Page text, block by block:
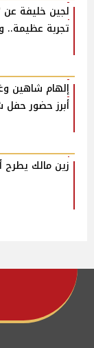
لجين خليفة عن
تجربة عظيمة..
إلهام شاهين
أبرز حضور حفل
زين مالك يطرح